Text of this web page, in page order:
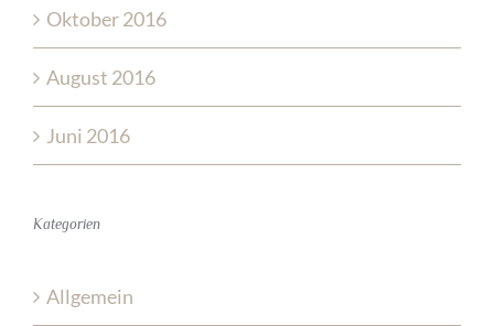
Oktober 2016
August 2016
Juni 2016
Kategorien
Allgemein